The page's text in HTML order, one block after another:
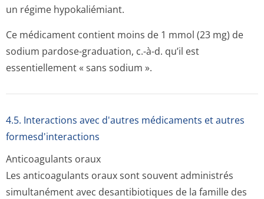
un régime hypokaliémiant.
Ce médicament contient moins de 1 mmol (23 mg) de
sodium pardose-graduation, c.-à-d. qu’il est
essentiellement « sans sodium ».
4.5. Interactions avec d'autres médicaments et autres
formesd'interactions
Anticoagulants oraux
Les anticoagulants oraux sont souvent administrés
simultanément avec desantibiotiques de la famille des